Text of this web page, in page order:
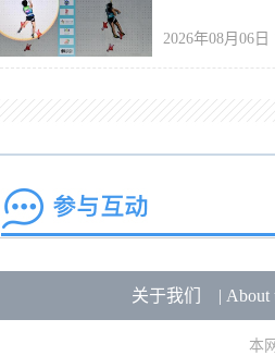
2026年08月06日
关于我们 | About
本